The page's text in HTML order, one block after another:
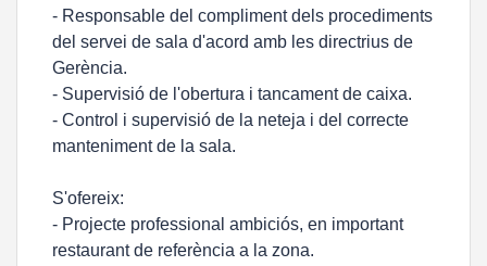
- Responsable del compliment dels procediments
del servei de sala d'acord amb les directrius de
Gerència.
- Supervisió de l'obertura i tancament de caixa.
- Control i supervisió de la neteja i del correcte
manteniment de la sala.
S'ofereix:
- Projecte professional ambiciós, en important
restaurant de referència a la zona.